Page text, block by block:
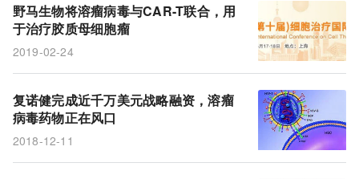
野马生物将溶瘤病毒与CAR-T联合，用
于治疗胶质母细胞瘤
2019-02-24
复诺健完成近千万美元战略融资，溶瘤
病毒药物正在风口
2018-12-11